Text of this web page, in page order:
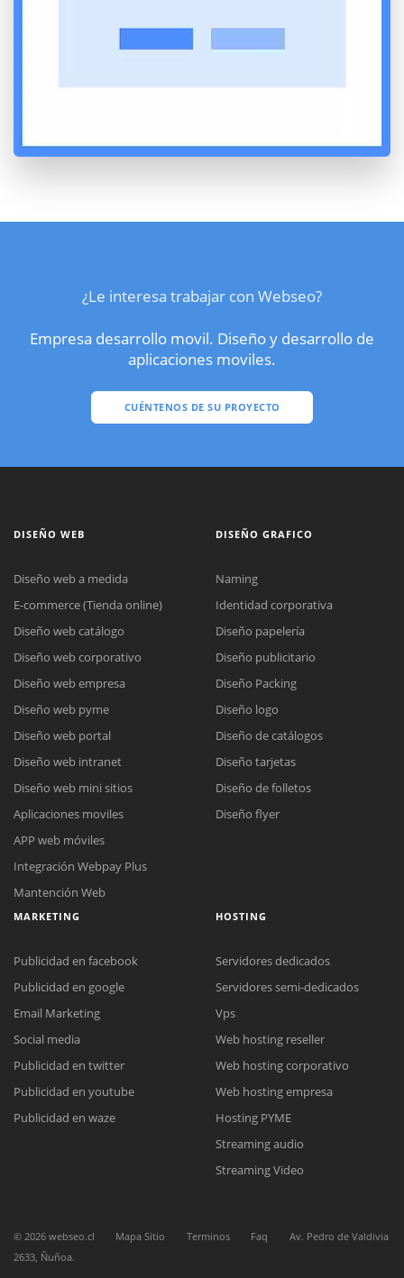
¿Le interesa trabajar con Webseo?
Empresa desarrollo movil. Diseño y desarrollo de
aplicaciones moviles.
CUÉNTENOS DE SU PROYECTO
Reunión online
Nuestros ejecutivos le enviarán un correo electrónico con el enlace a
Meet para la reunión online.
Cotización
Chat Online
Todos nuestros ejecutivos están fuera de línea. Complete el formulario
DISEÑO WEB
Diseño web a medida
E-commerce (Tienda online)
Diseño web catálogo
Diseño web corporativo
Diseño web empresa
Diseño web pyme
Diseño web portal
Diseño web intranet
Diseño web mini sitios
Aplicaciones moviles
APP web móviles
Integración Webpay Plus
Mantención Web
DISEÑO GRAFICO
Naming
Identidad corporativa
Diseño papelería
Diseño publicitario
Diseño Packing
Diseño logo
Diseño de catálogos
Diseño tarjetas
Diseño de folletos
Diseño flyer
MARKETING
Publicidad en facebook
Publicidad en google
Email Marketing
Social media
Publicidad en twitter
Publicidad en youtube
Publicidad en waze
HOSTING
Servidores dedicados
Servidores semi-dedicados
Vps
Web hosting reseller
Web hosting corporativo
Web hosting empresa
Hosting PYME
Streaming audio
Streaming Video
© 2026 webseo.cl Mapa Sitio Terminos Faq
Av. Pedro de Valdivia
2633, Ñuñoa.